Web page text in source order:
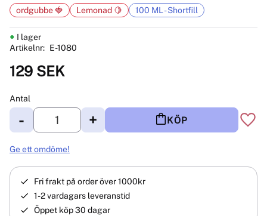
129 SEK
Antal
+
- KÖP
I lager
Artikelnr
E-1080
ordgubbe 🍓 Lemonad 🍋 100 ML - Shortfill
Ge ett omdöme!
Fri frakt på order över 1000kr
1-2 vardagars leveranstid
Öppet köp 30 dagar